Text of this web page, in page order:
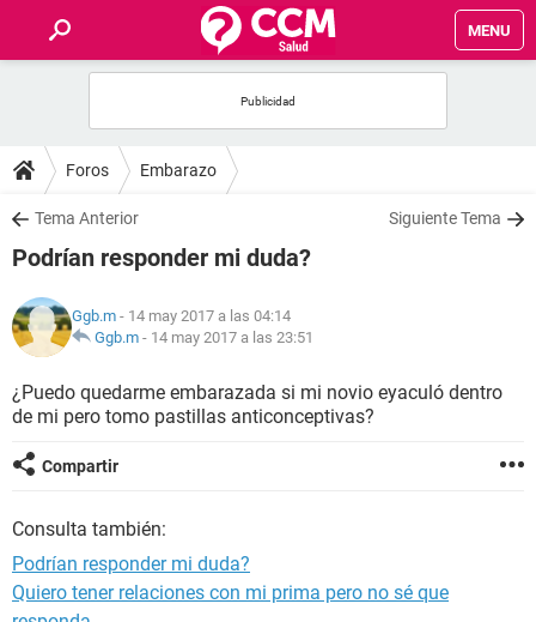
MENU
FOROS
SALUD
NUTRICIÓN
BIENESTAR
SEXUALIDAD
GLOSARIO
Foros Embarazo
Tema Anterior Siguiente Tema
Podrían responder mi duda?
Ggb.m - 14 may 2017 a las 04:14
Ggb.m - 14 may 2017 a las 23:51
¿Puedo quedarme embarazada si mi novio eyaculó dentro
de mi pero tomo pastillas anticonceptivas?
Compartir
Consulta también:
Podrían responder mi duda?
Quiero tener relaciones con mi prima pero no sé que